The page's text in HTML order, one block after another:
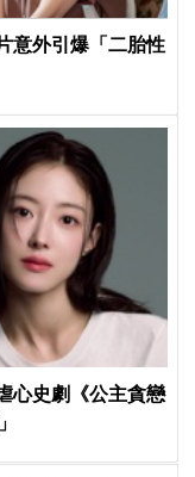
意外引爆「二胎性
心史劇《公主貪戀